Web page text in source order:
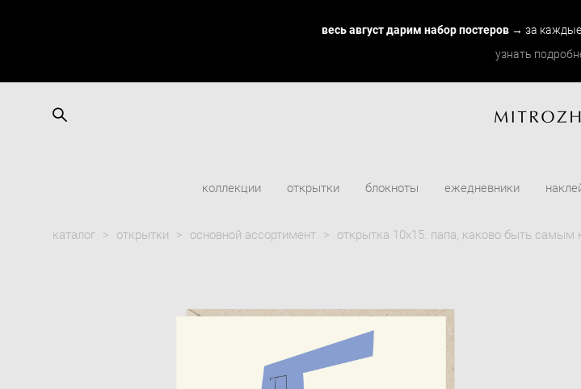
весь август дарим набор постеров→ за каждые
узнать
коллекции открытки блокноты ежедневники
каталог > открытки > основной ассортимент > открытка 10х15. папа, каково быть самым